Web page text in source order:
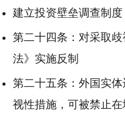
建立投资壁垒调查制
第二十四条：对采取
法》实施反制
第二十五条：外国实
视性措施，可被禁止